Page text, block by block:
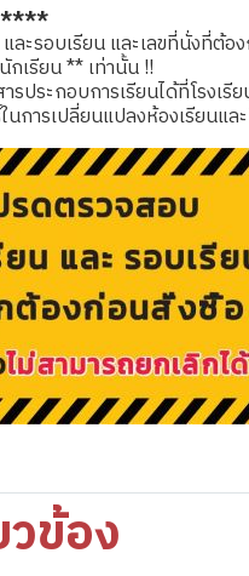
****
ะรอบเรียน และเลขที่นั่งที่ต้อ
เรียน ** เท่านั้น !!
รประกอบการเรียนได้ที่โรงเ
นการเปลี่ยนแปลงห้องเรียนแ
ข้อง